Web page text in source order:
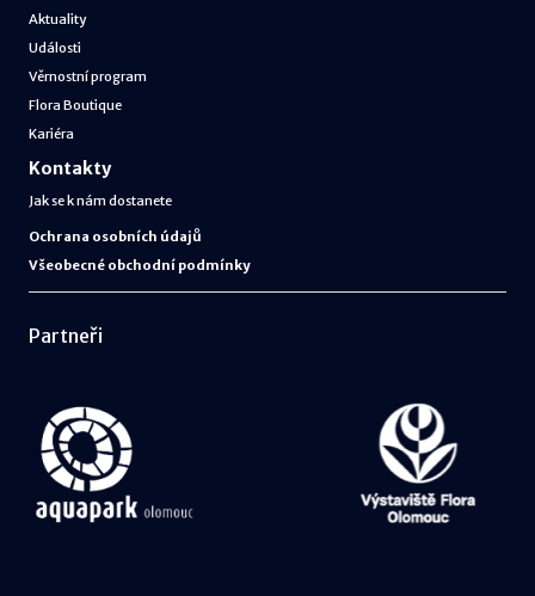
Aktuality
Události
Věrnostní program
Flora Boutique
Kariéra
Kontakty
Jak se k nám dostanete
Ochrana osobních údajů
Všeobecné obchodní podmínky
Partneři